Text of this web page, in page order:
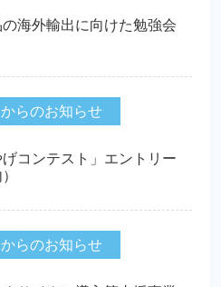
海外輸出に向けた勉強会
らのお知らせ
げコンテスト」エントリー
らのお知らせ